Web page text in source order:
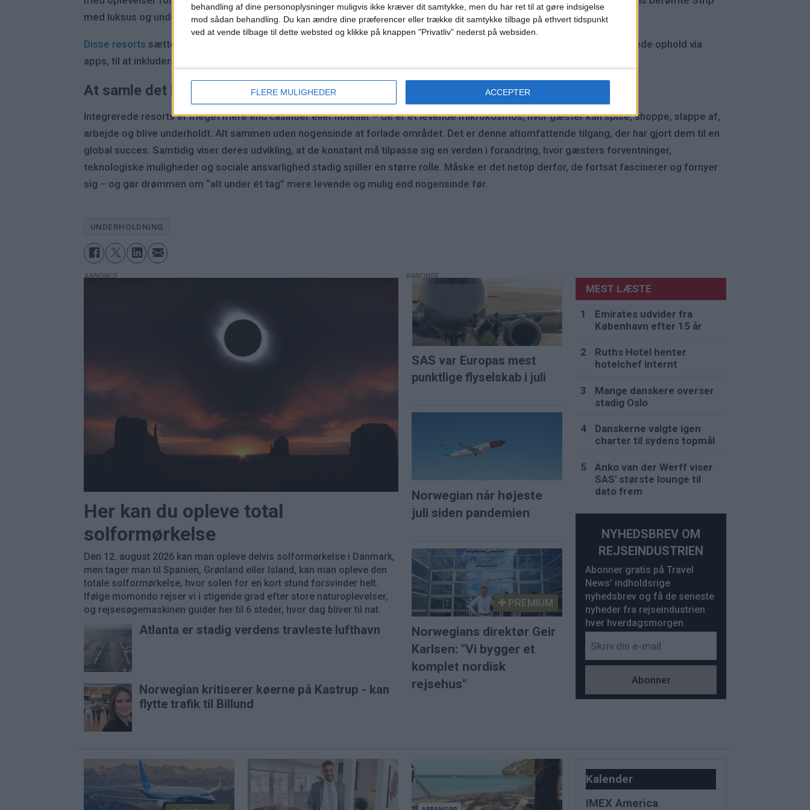
behandling af dine personoplysninger muligvis ikke kræver dit samtykke, men du har ret til at gøre indsigelse
mod sådan behandling.
Du kan ændre dine præferencer eller trække dit samtykke tilbage på ethvert tidspunkt
ved at vende tilbage til dette websted og klikke på knappen "Privatliv" nederst på websiden.
FLERE MULIGHEDER ACCEPTER
med luksus og underholdning.
Disse resorts sætter nye standarder og presser konkurrenter til konstant at udvikle sig – fra at tilbyde personligt tilpassede ophold via
apps, til at inkludere fængende kunstinstallationer, der gør hele resortet til en oplevelse i sig selv.
At samle det hele
Integrerede resorts er meget mere end casinoer eller hoteller – de er et levende mikrokosmos, hvor gæster kan spise, shoppe, slappe af,
arbejde og blive underholdt. Alt sammen uden nogensinde at forlade området. Det er denne altomfattende tilgang, der har gjort dem til en
global succes. Samtidig viser deres udvikling, at de konstant må tilpasse sig en verden i forandring, hvor gæsters forventninger,
teknologiske muligheder og sociale ansvarlighed stadig spiller en større rolle. Måske er det netop derfor, de fortsat fascinerer og fornyer
sig – og gør drømmen om “alt under ét tag” mere levende og mulig end nogensinde før.
UNDERHOLDNING
ANNONCE
Her kan du opleve total
solformørkelse
Den 12. august 2026 kan man opleve delvis solformørkelse i Danmark,
men tager man til Spanien, Grønland eller Island, kan man opleve den
totale solformørkelse, hvor solen for en kort stund forsvinder helt.
Ifølge momondo rejser vi i stigende grad efter store naturoplevelser,
og rejsesøgemaskinen guider her til 6 steder, hvor dag bliver til nat.
Atlanta er stadig verdens travleste lufthavn
Norwegian kritiserer køerne på Kastrup - kan
flytte trafik til Billund
SAS var Europas mest
punktlige flyselskab i juli
Norwegian når højeste
juli siden pandemien
PREMIUM
Norwegians direktør Geir
Karlsen: "Vi bygger et
komplet nordisk
rejsehus"
MEST LÆSTE
Emirates udvider fra
København efter 15 år
Ruths Hotel henter
hotelchef internt
Mange danskere overser
stadig Oslo
Danskerne valgte igen
charter til sydens topmål
Anko van der Werff viser
SAS' største lounge til
dato frem
NYHEDSBREV OM
REJSEINDUSTRIEN
Abonner gratis på Travel
News’ indholdsrige
nyhedsbrev og få de seneste
nyheder fra rejseindustrien
hver hverdagsmorgen.
Kalender
IMEX America